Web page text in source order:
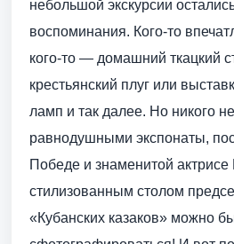
небольшой экскурсии
воспоминания. Кого-то
кого-то — домашний ткацкий
крестьянский плуг или
ламп и так далее. Но никого
равнодушными экспонаты,
Победе и знаменитой актрисе
стилизованным столом
«Кубанских казаков» можно